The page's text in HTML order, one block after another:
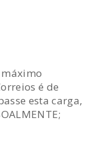
é de
esta carga,